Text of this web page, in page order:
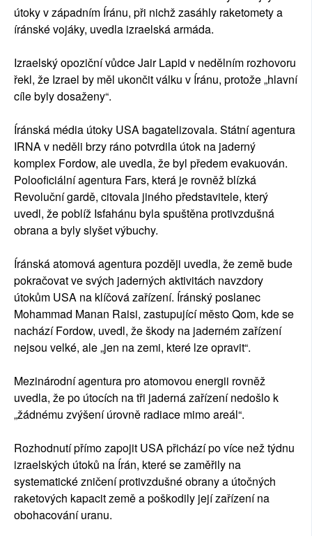
útoky v západním Íránu, při nichž zasáhly raketomety a
íránské vojáky, uvedla izraelská armáda.
Izraelský opoziční vůdce Jair Lapid v nedělním rozhovoru
řekl, že Izrael by měl ukončit válku v Íránu, protože „hlavní
cíle byly dosaženy“.
Íránská média útoky USA bagatelizovala. Státní agentura
IRNA v neděli brzy ráno potvrdila útok na jaderný
komplex Fordow, ale uvedla, že byl předem evakuován.
Polooficiální agentura Fars, která je rovněž blízká
Revoluční gardě, citovala jiného představitele, který
uvedl, že poblíž Isfahánu byla spuštěna protivzdušná
obrana a byly slyšet výbuchy.
Íránská atomová agentura později uvedla, že země bude
pokračovat ve svých jaderných aktivitách navzdory
útokům USA na klíčová zařízení. Íránský poslanec
Mohammad Manan Raisi, zastupující město Qom, kde se
nachází Fordow, uvedl, že škody na jaderném zařízení
nejsou velké, ale „jen na zemi, které lze opravit“.
Mezinárodní agentura pro atomovou energii rovněž
uvedla, že po útocích na tři jaderná zařízení nedošlo k
„žádnému zvýšení úrovně radiace mimo areál“.
Rozhodnutí přímo zapojit USA přichází po více než týdnu
izraelských útoků na Írán, které se zaměřily na
systematické zničení protivzdušné obrany a útočných
raketových kapacit země a poškodily její zařízení na
obohacování uranu.